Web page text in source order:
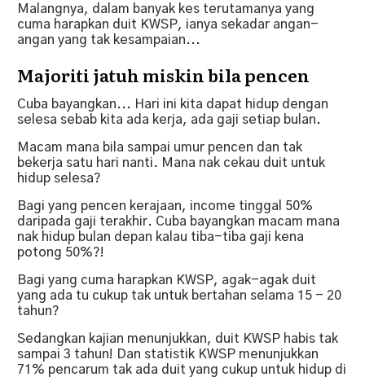
Malangnya, dalam banyak kes terutamanya yang
cuma harapkan duit KWSP, ianya sekadar angan-
angan yang tak kesampaian...
Majoriti jatuh miskin bila pencen
Cuba bayangkan... Hari ini kita dapat hidup dengan
selesa sebab kita ada kerja, ada gaji setiap bulan.
Macam mana bila sampai umur pencen dan tak
bekerja satu hari nanti. Mana nak cekau duit untuk
hidup selesa?
Bagi yang pencen kerajaan, income tinggal 50%
daripada gaji terakhir. Cuba bayangkan macam mana
nak hidup bulan depan kalau tiba-tiba gaji kena
potong 50%?!
Bagi yang cuma harapkan KWSP, agak-agak duit
yang ada tu cukup tak untuk bertahan selama 15 - 20
tahun?
Sedangkan kajian menunjukkan, duit KWSP habis tak
sampai 3 tahun! Dan statistik KWSP menunjukkan
71% pencarum tak ada duit yang cukup untuk hidup di